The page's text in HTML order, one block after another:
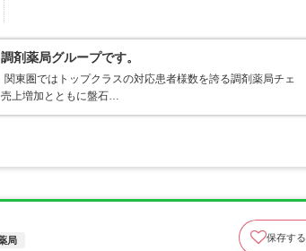
剤薬局グループです。
東圏ではトップクラスの対応患者様数を誇る調剤薬局チェ
上増加とともに盤石…
局 保存する